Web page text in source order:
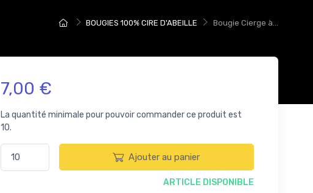
BOUGIES 100% CIRE D'ABEILLE Bougie Cierge à...
7,00 €
La quantité minimale pour pouvoir commander ce produit est
10.
Ajouter au panier
ARTICLE DISPONIBLE